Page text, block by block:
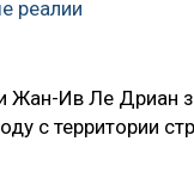
реалии
Ив Ле Дриан
с территории